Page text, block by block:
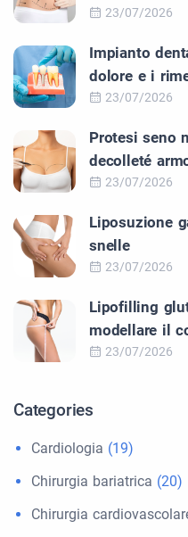
23/07/2026
Impianto
dolore e i
23/07/2026
Protesi seno
decolleté
23/07/2026
Liposuzione
snelle
23/07/2026
Lipofilling
modellare il
23/07/2026
Categories
Cardiologia (19)
Chirurgia bariatrica (20)
Chirurgia